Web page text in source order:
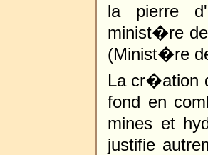
la pierre
minist�re
(Minist�re
La cr�ation
fond en
mines et
justifie